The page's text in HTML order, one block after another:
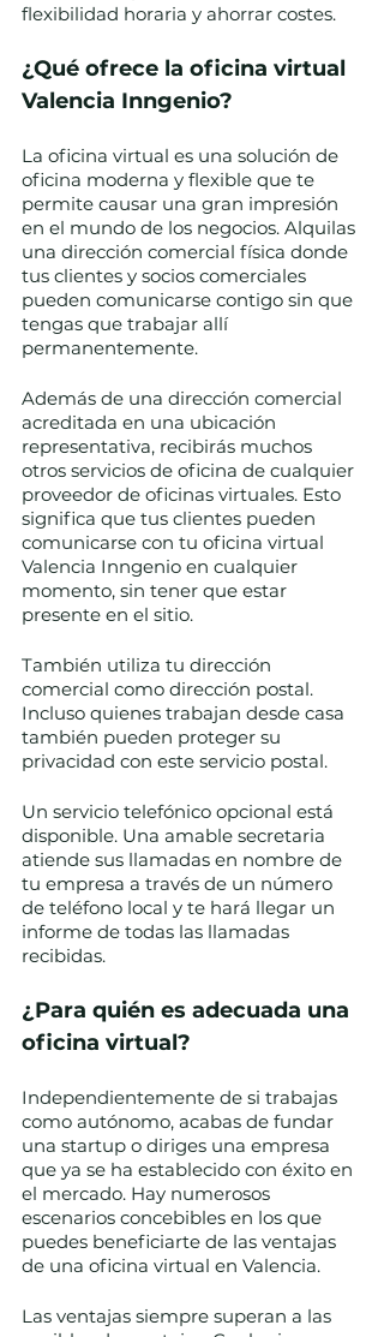
flexibilidad horaria y ahorrar costes.
¿Qué ofrece la oficina virtual
Valencia Inngenio?
La oficina virtual es una solución de
oficina moderna y flexible que te
permite causar una gran impresión
en el mundo de los negocios. Alquilas
una dirección comercial física donde
tus clientes y socios comerciales
pueden comunicarse contigo sin que
tengas que trabajar allí
permanentemente.
Además de una dirección comercial
acreditada en una ubicación
representativa, recibirás muchos
otros servicios de oficina de cualquier
proveedor de oficinas virtuales. Esto
significa que tus clientes pueden
comunicarse con tu oficina virtual
Valencia Inngenio en cualquier
momento, sin tener que estar
presente en el sitio.
También utiliza tu dirección
comercial como dirección postal.
Incluso quienes trabajan desde casa
también pueden proteger su
privacidad con este servicio postal.
Un servicio telefónico opcional está
disponible. Una amable secretaria
atiende sus llamadas en nombre de
tu empresa a través de un número
de teléfono local y te hará llegar un
informe de todas las llamadas
recibidas.
¿Para quién es adecuada una
oficina virtual?
Independientemente de si trabajas
como autónomo, acabas de fundar
una startup o diriges una empresa
que ya se ha establecido con éxito en
el mercado. Hay numerosos
escenarios concebibles en los que
puedes beneficiarte de las ventajas
de una oficina virtual en Valencia.
Las ventajas siempre superan a las